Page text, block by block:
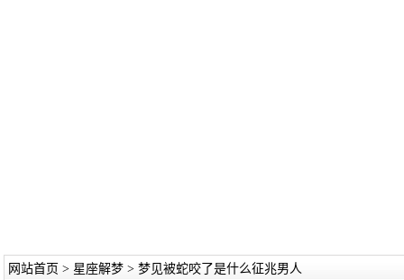
网站首页 > 星座解梦> 梦见被蛇咬了是什么征兆男人